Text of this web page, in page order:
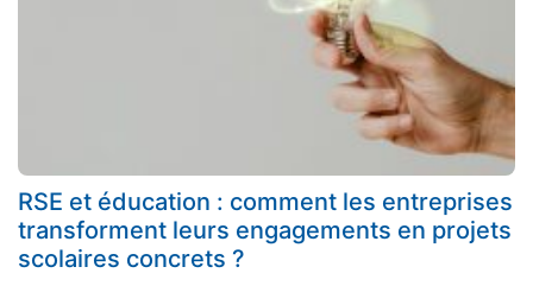
RSE et éducation : comment les entreprises
transforment leurs engagements en projets
scolaires concrets ?